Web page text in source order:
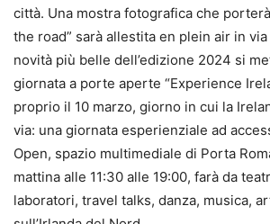
città. Una mostra fotografica che
the road” sarà allestita en plein air in
novità più belle dell’edizione 2024 si
giornata a porte aperte “Experience
proprio il 10 marzo, giorno in cui la
via: una giornata esperienziale ad
Open, spazio multimediale di Porta
mattina alle 11:30 alle 19:00, farà da
laboratori, travel talks, danza, musica,